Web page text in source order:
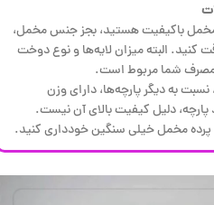
مخمل باکیفیت هستید، بجز جنس مخمل،
کنید. البته میزان لایه‌ها و نوع دوخت
مصرف شما مربوط است.
به دیگر پارچه‌ها، دارای وزن
دلیل کیفیت بالای آن نیست.
پرده مخمل خیلی سنگین خودداری کنید.